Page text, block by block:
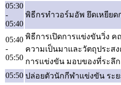
05:30
-
05:40
พิธีกรทำวอร์มอัพ ยึดเหยียด
05:40
-
05:50
พิธีการเปิดการแข่งขันวิ่ง ค
ความเป็นมาและวัตถุประส
การแข่งขัน มอบของที่ระลึ
05:50 ปล่อยตัวนักกีฬาแข่งขัน ระย